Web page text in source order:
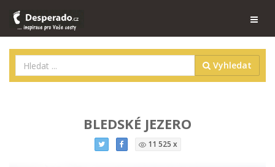
Vyhledat
BLEDSKÉ JEZERO
11 525 x